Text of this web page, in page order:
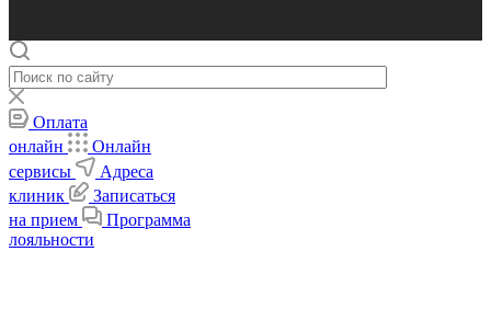
Оплата
онлайн
Онлайн
сервисы
Адреса
клиник
Записаться
на прием
Программа
лояльности